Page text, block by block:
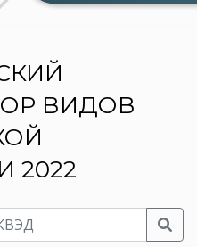
ВИДОВ
2022